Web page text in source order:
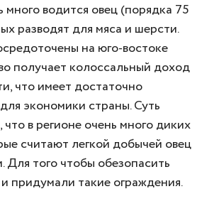
много водится овец (порядка 75
разводят для мяса и шерсти.
на юго-востоке
получает колоссальный доход
что имеет достаточно
экономики страны. Суть
в регионе очень много диких
считают легкой добычей овец
Для того чтобы обезопасить
придумали такие ограждения.